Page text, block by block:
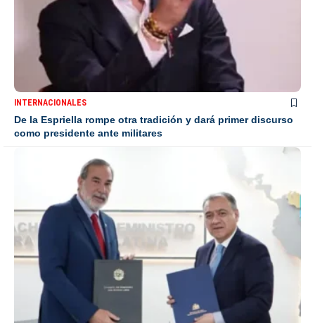
INTERNACIONALES
De la Espriella rompe otra tradición y dará primer discurso
como presidente ante militares